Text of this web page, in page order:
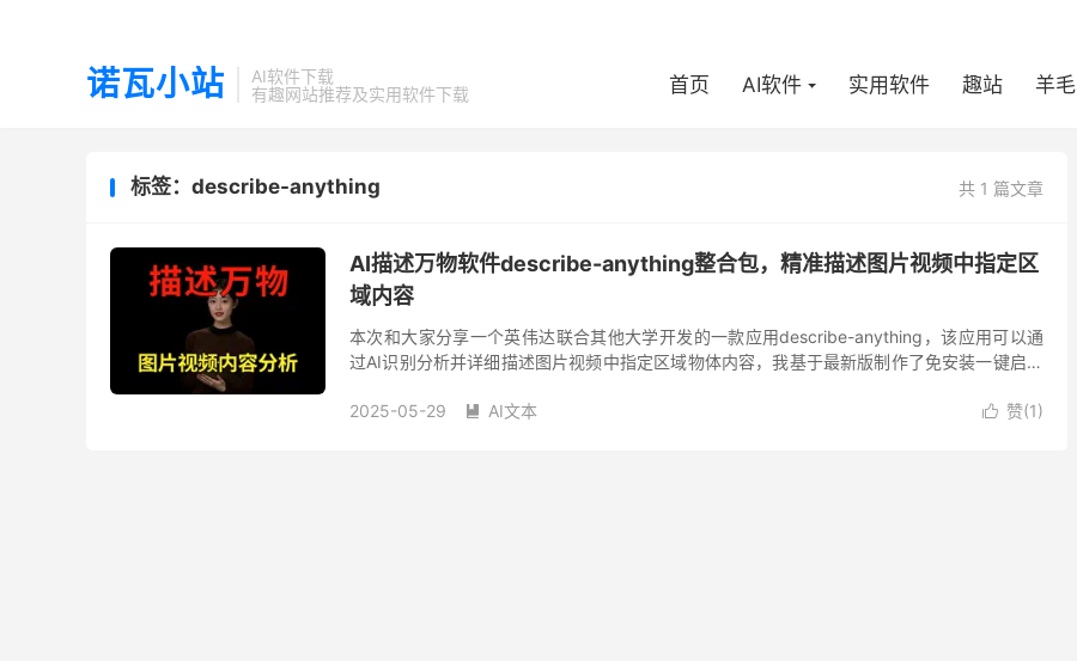
诺瓦小站
AI软件下载
有趣网站推荐及实用软件下载
首页 AI软件 实用软件 趣站 羊毛
共 1 篇文章
标签：describe-anything
AI描述万物软件describe-anything整合包，精准描述图片视频中指定区
域内容
本次和大家分享一个英伟达联合其他大学开发的一款应用describe-anything，该应用可以通
过AI识别分析并详细描述图片视频中指定区域物体内容，我基于最新版制作了免安装一键启动
 赞(1)
2025-05-29  AI文本